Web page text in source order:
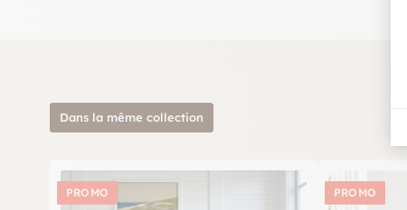
Dans la même collection
PROMO PROMO